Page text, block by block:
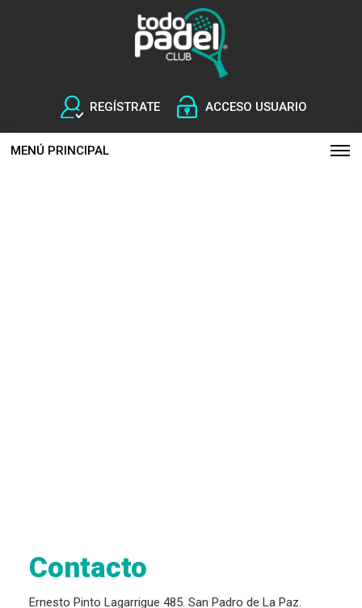
REGÍSTRATE ACCESO USUARIO
MENÚ PRINCIPAL
Contacto
Ernesto Pinto Lagarrigue 485. San Padro de La Paz.